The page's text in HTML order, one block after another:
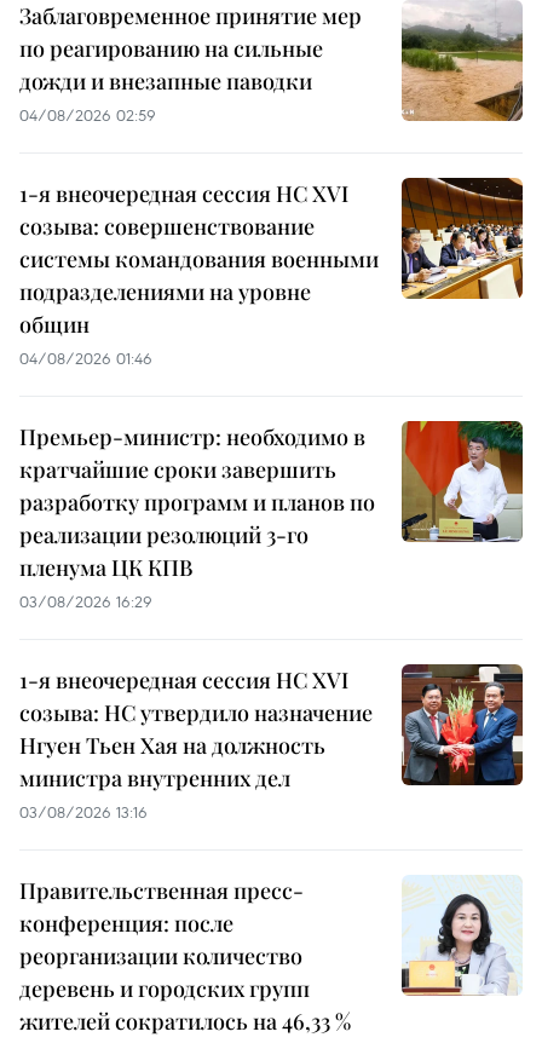
Заблаговременное принятие мер
по реагированию на сильные
дожди и внезапные паводки
04/08/2026 02:59
1-я внеочередная сессия НС XVI
созыва: совершенствование
системы командования военными
подразделениями на уровне
общин
04/08/2026 01:46
Премьер-министр: необходимо в
кратчайшие сроки завершить
разработку программ и планов по
реализации резолюций 3-го
пленума ЦК КПВ
03/08/2026 16:29
1-я внеочередная сессия НС XVI
созыва: НС утвердило назначение
Нгуен Тьен Хая на должность
министра внутренних дел
03/08/2026 13:16
Правительственная пресс-
конференция: после
реорганизации количество
деревень и городских групп
жителей сократилось на 46,33 %